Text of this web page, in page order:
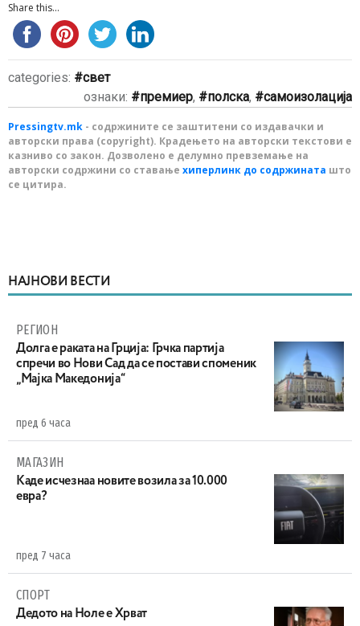
Share this...
categories:
свет
ознаки:
премиер, полска, самоизолација
Pressingtv.mk - содржините се заштитени со издавачки и
авторски права (copyright). Крадењето на авторски текстови е
казниво со закон. Дозволено е делумно превземање на
авторски содржини со ставање хиперлинк до содржината што
се цитира.
НАЈНОВИ ВЕСТИ
РЕГИОН
Долга е раката на Грција: Грчка партија
спречи во Нови Сад да се постави споменик
„Мајка Македонија“
пред 6 часа
МАГАЗИН
Каде исчезнаа новите возила за 10.000
евра?
пред 7 часа
СПОРТ
Дедото на Ноле е Хрват